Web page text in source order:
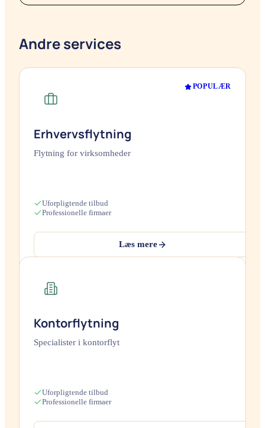
Andre services
POPULÆR
Erhvervsflytning
Flytning for virksomheder
Uforpligtende tilbud
Professionelle firmaer
Læs mere
Kontorflytning
Specialister i kontorflyt
Uforpligtende tilbud
Professionelle firmaer